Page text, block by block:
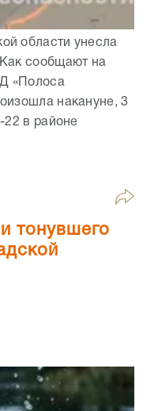
области унесла
сообщают на
«Полоса
накануне, 3
22 в районе
тонувшего